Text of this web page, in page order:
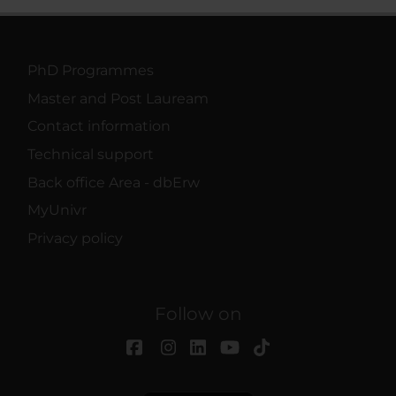
PhD Programmes
Master and Post Lauream
Contact information
Technical support
Back office Area - dbErw
MyUnivr
Privacy policy
Follow on